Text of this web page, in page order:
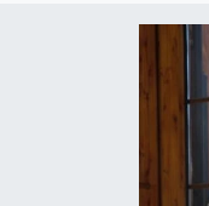
Resmi İlanlar